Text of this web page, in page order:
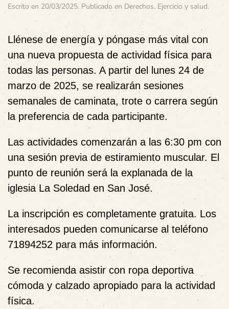
Escrito en 20/03/2025. Publicado en Derechos, Ejercicio y salud.
Llénese de energía y póngase más vital con
una nueva propuesta de actividad física para
todas las personas. A partir del lunes 24 de
marzo de 2025, se realizarán sesiones
semanales de caminata, trote o carrera según
la preferencia de cada participante.
Las actividades comenzarán a las 6:30 pm con
una sesión previa de estiramiento muscular. El
punto de reunión será la explanada de la
iglesia La Soledad en San José.
La inscripción es completamente gratuita. Los
interesados pueden comunicarse al teléfono
71894252 para más información.
Se recomienda asistir con ropa deportiva
cómoda y calzado apropiado para la actividad
física.